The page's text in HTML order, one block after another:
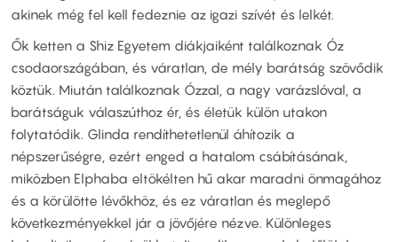
akinek még fel kell fedeznie az igazi szívét és lelkét.
Ők ketten a Shiz Egyetem diákjaiként találkoznak Óz
csodaországában, és váratlan, de mély barátság szövődik
köztük. Miután találkoznak Ózzal, a nagy varázslóval, a
barátságuk válaszúthoz ér, és életük külön utakon
folytatódik. Glinda rendíthetetlenül áhítozik a
népszerűségre, ezért enged a hatalom csábításának,
miközben Elphaba eltökélten hű akar maradni önmagához
és a körülötte lévőkhöz, és ez váratlan és meglepő
következményekkel jár a jövőjére nézve. Különleges